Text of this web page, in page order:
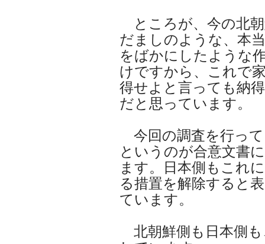
ところが、今の北
だましのような、本
をばかにしたような
けですから、これで
得せよと言っても納
だと思っています。
今回の調査を行っ
というのが合意文書
ます。日本側もこれ
る措置を解除すると
ています。
北朝鮮側も日本側